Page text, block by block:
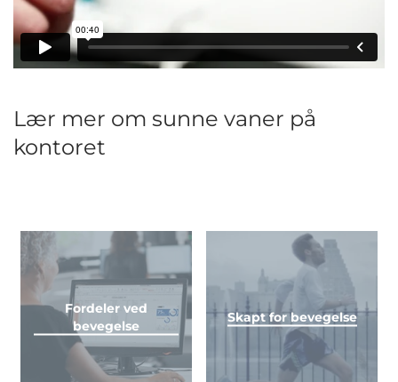
Lær mer om sunne vaner på
kontoret
Fordeler ved
bevegelse
Skapt for bevegelse